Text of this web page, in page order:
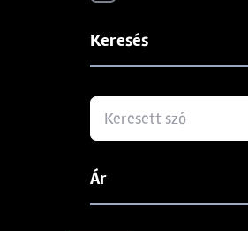
Keresés
Ár